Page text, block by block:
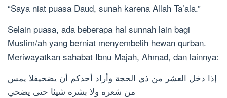
“Saya niat puasa Daud, sunah karena Allah Ta’ala.”
Selain puasa, ada beberapa hal sunnah lain bagi
Muslim/ah yang berniat menyembelih hewan qurban.
Meriwayatkan sahabat Ibnu Majah, Ahmad, dan lainnya:
إذا دخل العشر من ذي الحجة وأراد أحدكم أن يضحيفلا يمس
من شعره ولا بشره شيئا حتى يضحي